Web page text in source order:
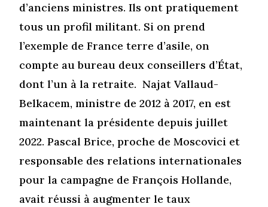
d’anciens ministres. Ils ont pratiquement
tous un profil militant. Si on prend
l’exemple de France terre d’asile, on
compte au bureau deux conseillers d’État,
dont l’un à la retraite. Najat Vallaud-
Belkacem, ministre de 2012 à 2017, en est
maintenant la présidente depuis juillet
2022. Pascal Brice, proche de Moscovici et
responsable des relations internationales
pour la campagne de François Hollande,
avait réussi à augmenter le taux